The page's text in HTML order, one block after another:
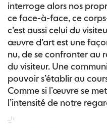
interroge alors nos
ce face-à-face, ce
c’est aussi celui du
œuvre d’art est une
nu, de se confronter au
du visiteur. Une
pouvoir s’établir au
Comme si l’œuvre se
l’intensité de notre